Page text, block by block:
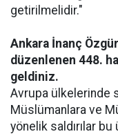
getirilmelidir."
Ankara İnanç
düzenlenen 448.
geldiniz.
Avrupa ülkelerinde
Müslümanlara ve
yönelik saldırılar